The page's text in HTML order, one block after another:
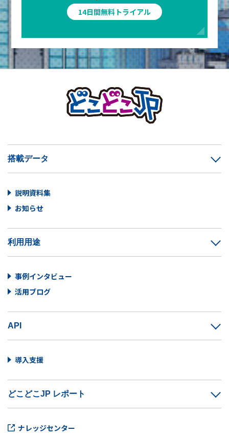
14日間無料トライアル
搭載データ
説明資料集
お知らせ
利用用途
事例インタビュー
活用ブログ
API
導入支援
どこどこJP レポート
ナレッジセンター